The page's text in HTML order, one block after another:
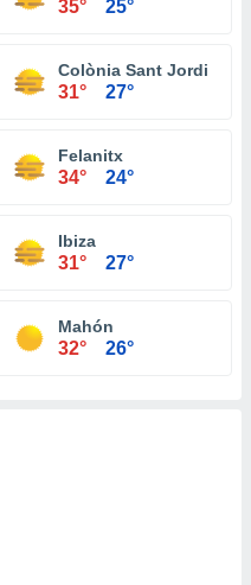
35° 25°
Colònia Sant Jordi
31° 27°
Felanitx
34° 24°
Ibiza
31° 27°
Mahón
32° 26°